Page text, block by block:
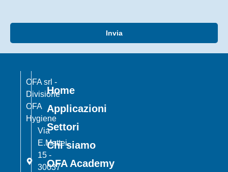
Invia
OFA srl -
Divisione
OFA
Hygiene
Via
E.Mattei,
15 -
30037
Home
Applicazioni
Settori
Chi siamo
OFA Academy